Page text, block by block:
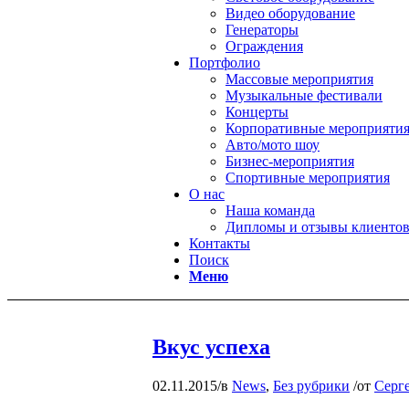
Видео оборудование
Генераторы
Ограждения
Портфолио
Массовые мероприятия
Музыкальные фестивали
Концерты
Корпоративные мероприятия
Авто/мото шоу
Бизнес-мероприятия
Спортивные мероприятия
О нас
Наша команда
Дипломы и отзывы клиентов
Контакты
Поиск
Меню
Вкус успеха
02.11.2015/в News, Без рубрики /от